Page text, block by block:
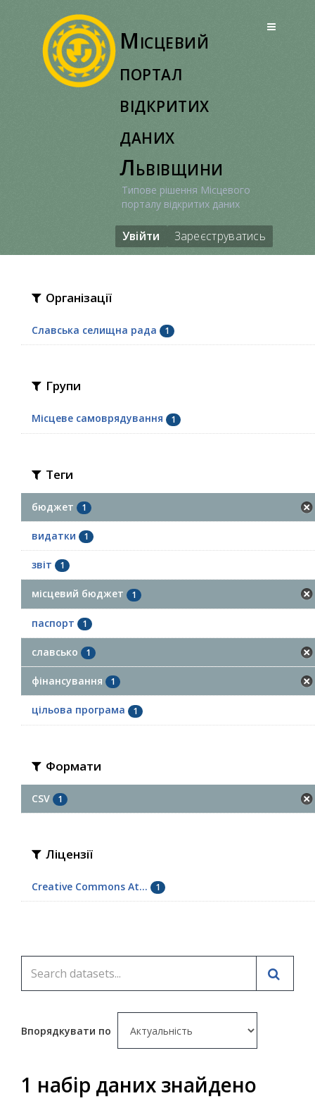
Місцевий
портал
відкритих
даних
Львівщини
Типове рішення Місцевого
порталу відкритих даних
Увійти Зареєструватись
Організації
Славська селищна рада 1
Групи
Місцеве самоврядування 1
Теги
бюджет 1
видатки 1
звіт 1
місцевий бюджет 1
паспорт 1
славсько 1
фінансування 1
цільова програма 1
Формати
CSV 1
Ліцензії
Creative Commons At... 1
Впорядкувати по
1 набір даних знайдено